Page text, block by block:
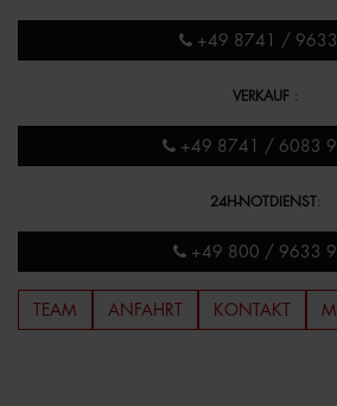
+49 8741 /
VERKAUF :
+49 8741 / 6083
24H-NOTDIENST:
+49 800 / 9633
TEAM ANFAHRT KONTAKT